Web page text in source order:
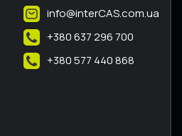
info@interCAS.com.ua
+380 637 296 700
+380 577 440 868